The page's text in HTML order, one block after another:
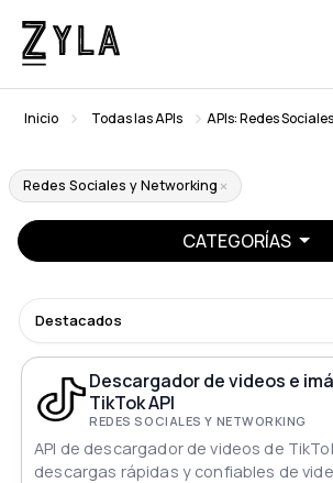
Inicio Todas las APIs APIs: Redes
Redes Sociales y Networking
CATEGORÍAS
Destacados
Descargador de videos e
TikTok API
REDES SOCIALES Y NETWORKING
API de descargador de videos de
descargas rápidas y confiables de